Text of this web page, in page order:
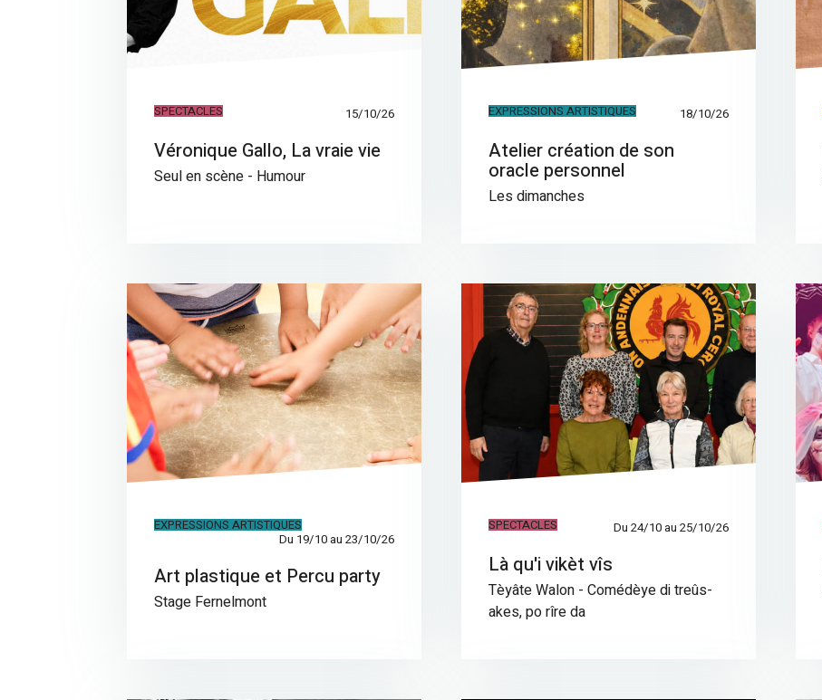
SPECTACLES 15/10/26
Véronique Gallo, La vraie vie
Seul en scène - Humour
EXPRESSIONS ARTISTIQUES 18/10/26
Atelier création de son
oracle personnel
Les dimanches
EXPRESSIONS ARTISTIQUES
Du 19/10 au 23/10/26
Art plastique et Percu party
Stage Fernelmont
SPECTACLES Du 24/10 au 25/10/26
Là qu'i vikèt vîs
Tèyâte Walon - Comédèye di treûs-
akes, po rîre da